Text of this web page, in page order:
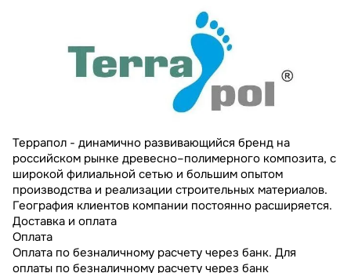
Террапол - динамично развивающийся бренд на
российском рынке древесно–полимерного композита, с
широкой филиальной сетью и большим опытом
производства и реализации строительных материалов.
География клиентов компании постоянно расширяется.
Доставка и оплата
Оплата
Оплата по безналичному расчету через банк. Для
оплаты по безналичному расчету через банк